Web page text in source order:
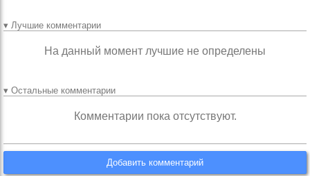
▾ Лучшие комментарии
На данный момент лучшие не определены
▾ Остальные комментарии
Комментарии пока отсутствуют.
Добавить комментарий